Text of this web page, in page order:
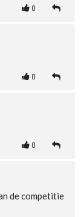
0
0
0
de competitie